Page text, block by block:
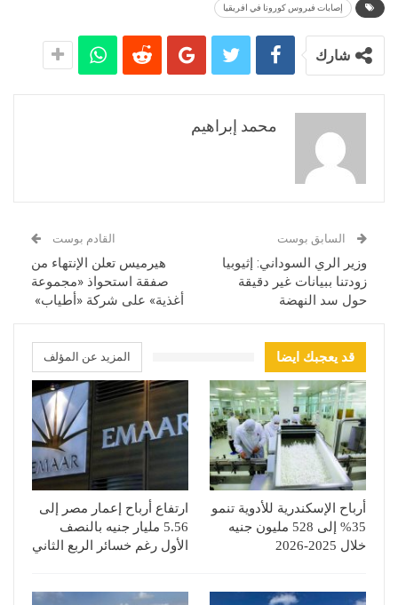
إصابات فيروس كورونا في افريقيا
شارك
محمد إبراهيم
السابق بوست
وزير الري السوداني: إثيوبيا
زودتنا ببيانات غير دقيقة
حول سد النهضة
القادم بوست
هيرميس تعلن الإنتهاء من
صفقة استحواذ «مجموعة
أغذية» على شركة «أطياب»
قد يعجبك ايضا المزيد عن المؤلف
أرباح الإسكندرية للأدوية تنمو
35% إلى 528 مليون جنيه
خلال 2025-2026
ارتفاع أرباح إعمار مصر إلى
5.56 مليار جنيه بالنصف
الأول رغم خسائر الربع الثاني